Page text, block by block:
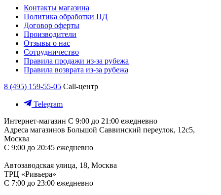
Контакты магазина
Политика обработки ПД
Договор оферты
Производители
Отзывы о нас
Сотрудничество
Правила продажи из-за рубежа
Правила возврата из-за рубежа
8 (495) 159-55-05 Call-центр
Telegram
Интернет-магазин С 9:00 до 21:00 ежедневно
Адреса магазинов Большой Саввинский переулок, 12с5,
Москва
С 9:00 до 20:45 ежедневно
Автозаводская улица, 18, Москва
ТРЦ «Ривьера»
С 7:00 до 23:00 ежедневно